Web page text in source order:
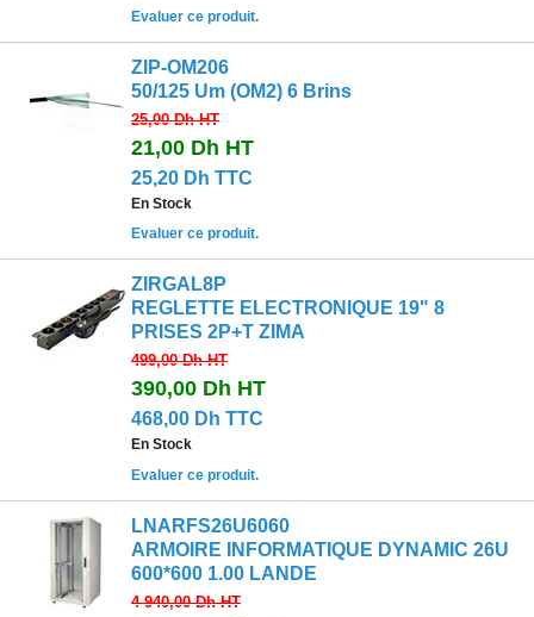
Evaluer ce produit.
ZIP-OM206
50/125 Um (OM2) 6 Brins
25,00 DhHT
21,00 Dh HT
25,20 Dh TTC
En Stock
Evaluer ce produit.
ZIRGAL8P
REGLETTE ELECTRONIQUE 19" 8
PRISES 2P+T ZIMA
499,00 DhHT
390,00 Dh HT
468,00 Dh TTC
En Stock
Evaluer ce produit.
LNARFS26U6060
ARMOIRE INFORMATIQUE DYNAMIC 26U
600*600 1.00 LANDE
4 940,00 DhHT